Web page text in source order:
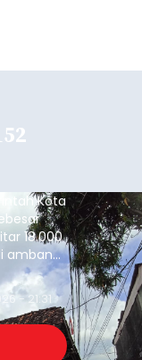
Kota
18.000
ambang
pada
- 21:31